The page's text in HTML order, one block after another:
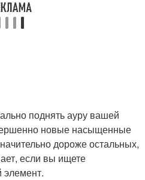
поднять ауру вашей
новые насыщенные
дороже остальных,
если вы ищете